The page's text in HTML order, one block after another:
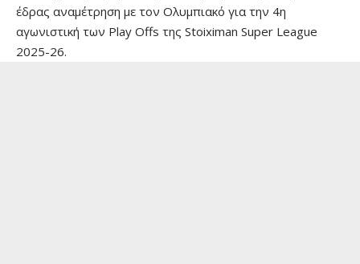
έδρας αναμέτρηση με τον Ολυμπιακό για την 4η
αγωνιστική των Play Offs της Stoiximan Super League
2025-26.